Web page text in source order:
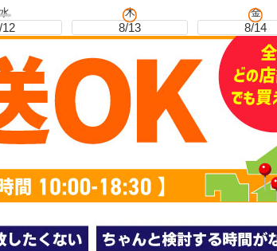
12
木
8/13
金
8/14